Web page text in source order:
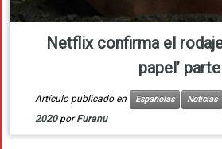
Netflix confirma el
papel’ parte
Artículo publicado en Españolas Noticias
2020 porFuranu